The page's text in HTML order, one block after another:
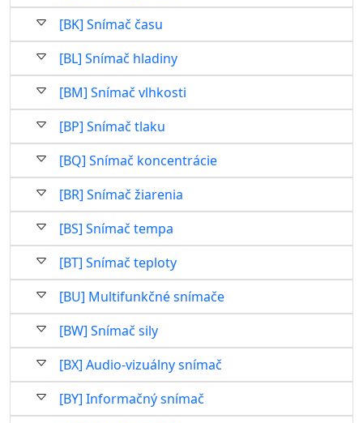
[BK] Snímač času
[BL] Snímač hladiny
[BM] Snímač vlhkosti
[BP] Snímač tlaku
[BQ] Snímač koncentrácie
[BR] Snímač žiarenia
[BS] Snímač tempa
[BT] Snímač teploty
[BU] Multifunkčné snímače
[BW] Snímač sily
[BX] Audio-vizuálny snímač
[BY] Informačný snímač